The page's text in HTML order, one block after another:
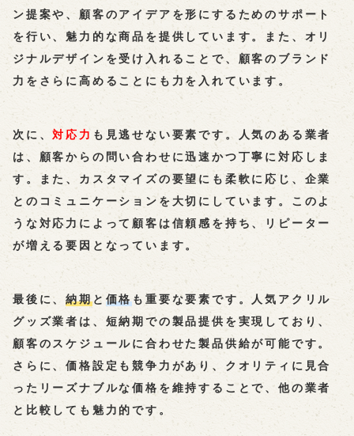
ン提案や、顧客のアイデアを形にするためのサポート
を行い、魅力的な商品を提供しています。また、オリ
ジナルデザインを受け入れることで、顧客のブランド
力をさらに高めることにも力を入れています。
次に、対応力 も見逃せない要素です。人気のある業者
は、顧客からの問い合わせに迅速かつ丁寧に対応しま
す。また、カスタマイズの要望にも柔軟に応じ、企業
とのコミュニケーションを大切にしています。このよ
うな対応力によって顧客は信頼感を持ち、リピーター
が増える要因となっています。
最後に、納期と 価格も重要な要素です。人気アクリル
グッズ業者は、短納期での製品提供を実現しており、
顧客のスケジュールに合わせた製品供給が可能です。
さらに、価格設定も競争力があり、クオリティに見合
ったリーズナブルな価格を維持することで、他の業者
と比較しても魅力的です。